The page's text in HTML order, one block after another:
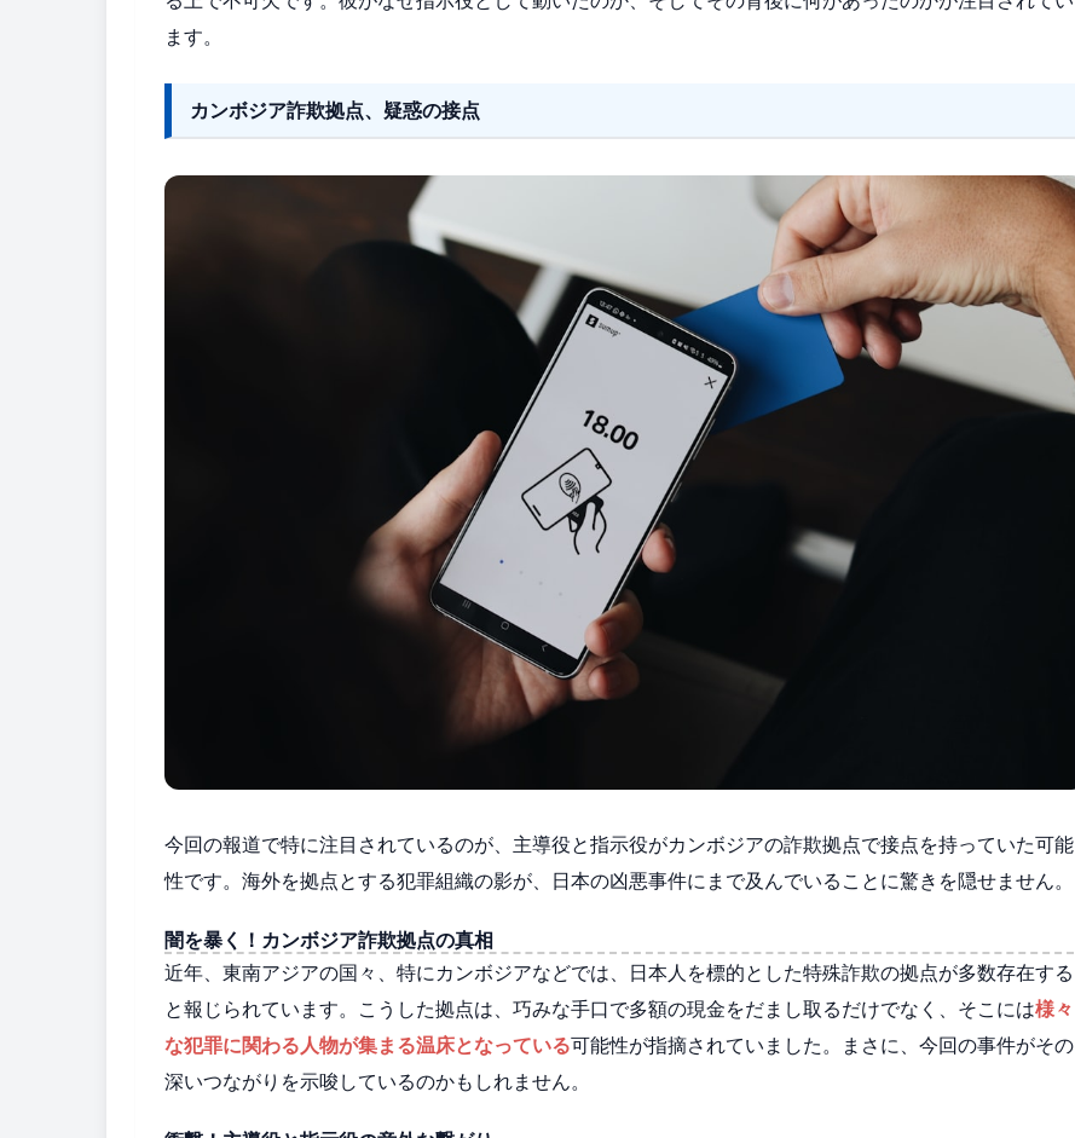
ます。
カンボジア詐欺拠点、疑惑の接点
今回の報道で特に注目されているのが、主導役と指示役がカンボジアの詐欺拠点で接点を持っていた可能
性です。海外を拠点とする犯罪組織の影が、日本の凶悪事件にまで及んでいることに驚きを隠せません。
闇を暴く！カンボジア詐欺拠点の真相
近年、東南アジアの国々、特にカンボジアなどでは、日本人を標的とした特殊詐欺の拠点が多数存在する
と報じられています。こうした拠点は、巧みな手口で多額の現金をだまし取るだけでなく、そこには様々
な犯罪に関わる人物が集まる温床となっている可能性が指摘されていました。まさに、今回の事件がその
深いつながりを示唆しているのかもしれません。